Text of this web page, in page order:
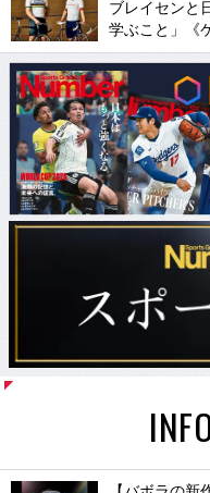
ブレイセンと
学ぶこと」《